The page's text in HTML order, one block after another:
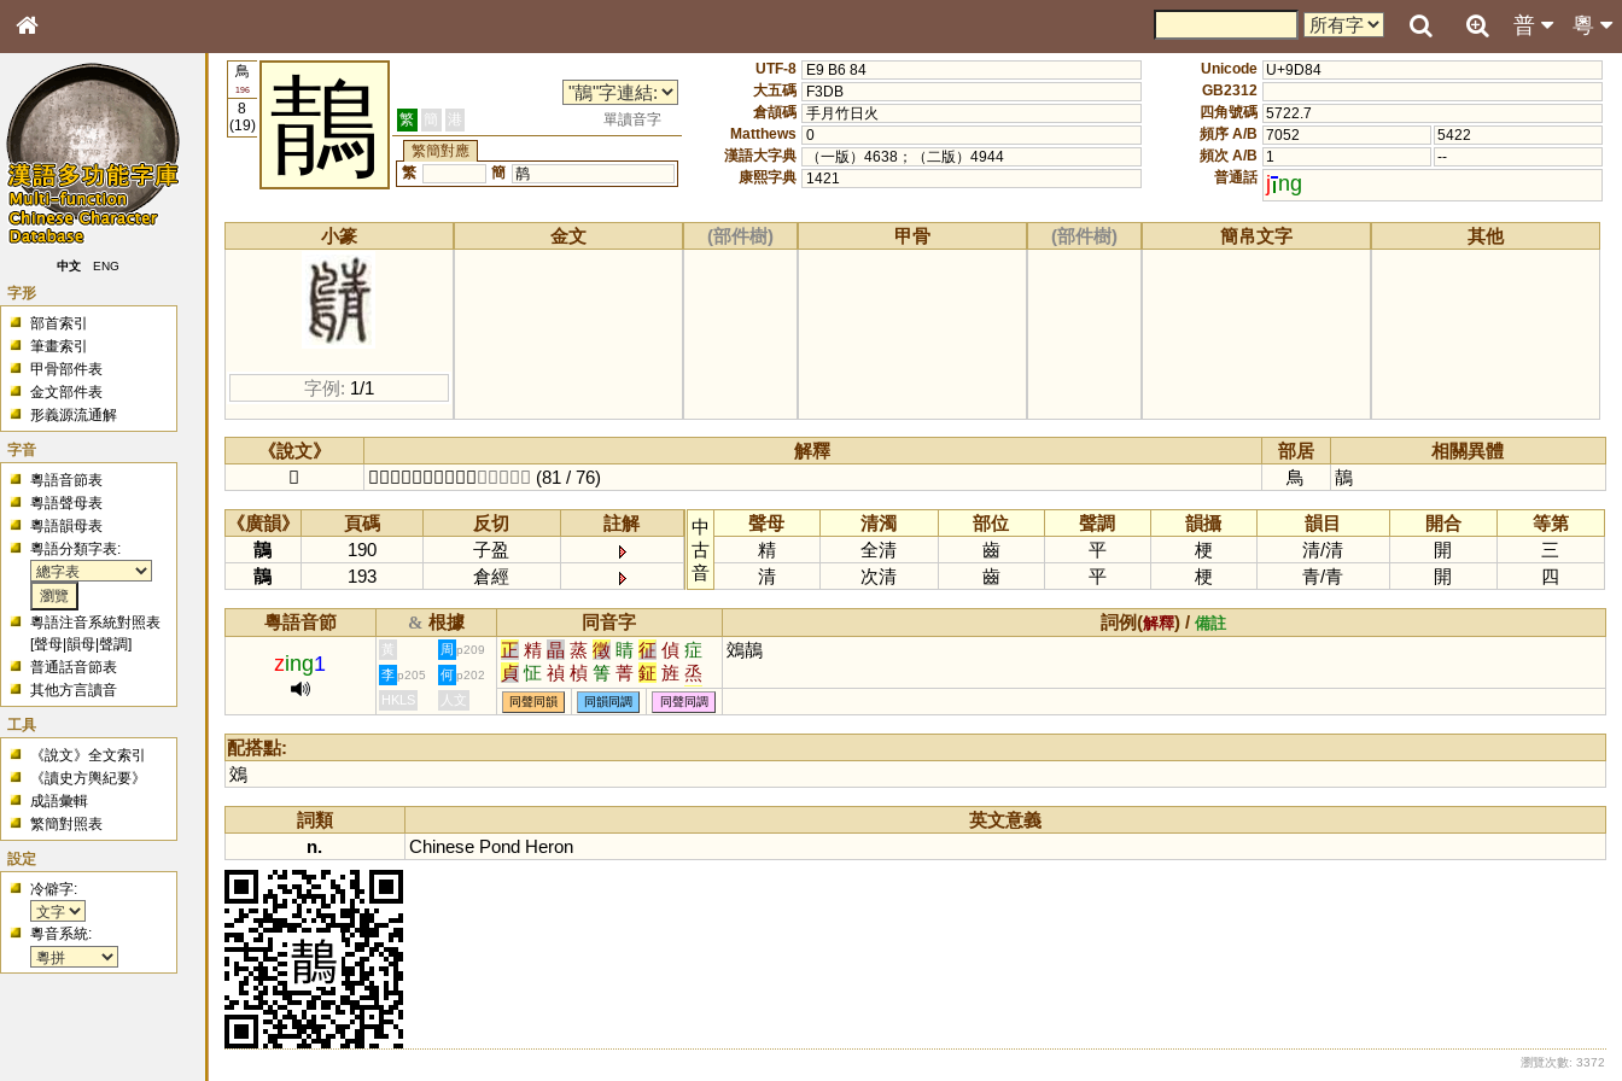
粵
普
中文 ENG
字形
部首索引
筆畫索引
甲骨部件表
金文部件表
形義源流通解
字音
粵語音節表
粵語聲母表
粵語韻母表
粵語分類字表:
粵語注音系統對照表
[聲母 |韻母 |聲調]
普通話音節表
其他方言讀音
工具
《說文》全文索引
《讀史方輿紀要》
成語彙輯
繁簡對照表
設定
冷僻字:
粵音系統:
鳥
196
8
(19)
鶄 繁 簡 港
單讀音字
繁簡對應
繁
簡 䴖
UTF-8
E9 B6 84
大五碼
F3DB
倉頡碼 手月竹日火
Matthews
0
漢語大字典
（一版）4638；（二版）4944
康熙字典
1421
Unicode U+9D84
GB2312
四角號碼 5722.7
頻序 A/B 7052
5422
頻次 A/B
1
--
普通話 j ng
小篆
字例: 1/1
金文 (部件樹) 甲骨 (部件樹) 簡帛文字 其他
《說文》 解釋 部居
相關異體
𪂴
𪁉𪂴也。从鳥，青聲。 〔子盈切〕 (81 / 76) 鳥 鶄
《廣韻》 頁碼 反切
註解
鶄
190
子盈
鶄
193 倉經
中
古
音
聲母 清濁 部位 聲調 韻攝 韻目 開合
等第
精
全清 齒 平 梗 清/清 開
三
清
次清 齒 平 梗 青/青 開 四
粵語音節 & 根據 同音字 詞例(解釋) /備註
zing1
黃 周 p209 正 精 晶 蒸 徵 睛 征 偵 症
貞 怔 禎 楨 箐 菁 鉦 旌 烝
湞 鯖 赬 篜 聇 炡 脀 媜 姃
寊 遉 旍 癥 眐 鼱
鵁鶄
李 p205 何 p202
HKLS 人文 同聲同韻 同韻同調 同聲同調
配搭點:
鵁
詞類
英文意義
n.
Chinese Pond Heron
瀏覽次數: 3372